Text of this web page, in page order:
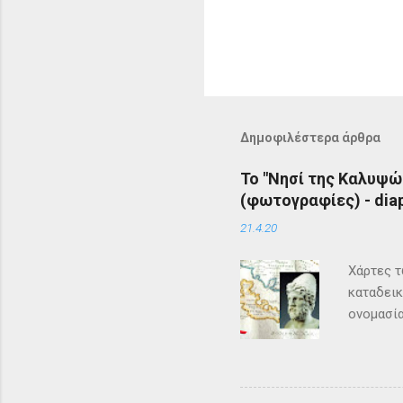
Δημοφιλέστερα άρθρα
Το "Νησί της
(φωτογραφίες) -
21.4.20
Χάρτες